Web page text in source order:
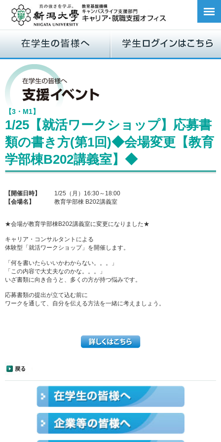
【3・M1】
1/25【就活ワークショップ】応募書
類の書き方(第1回)◆会場変更【教育
学部棟B202講義室】◆
【開催日時】
1/25（月）16:30～18:00
【会場名】
教育学部棟 B202講義室
★会場が教育学部棟B202講義室に変更になりました★
キャリア・コンサルタントによる
体験型「就活ワークショップ」を開催します。
「何を書いたらいいかわからない。。。」
「この内容で大丈夫なのかな。。。」
いざ書類に向き合うと、多くの方が持つ悩みです。
応募書類の提出が立て込む前に
ワークを通して、自分を伝える方法を一緒に考えましょう。